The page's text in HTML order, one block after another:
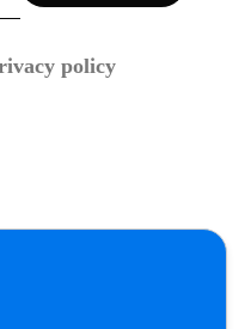
policy